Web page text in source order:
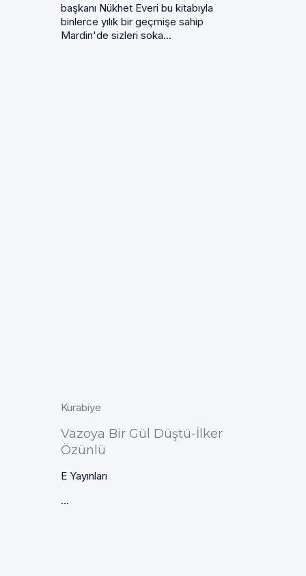
başkanı Nükhet Everi bu kitabıyla
binlerce yılık bir geçmişe sahip
Mardin'de sizleri soka...
Kurabiye
Vazoya Bir Gül Düştü-İlker
Özünlü
E Yayınları
...